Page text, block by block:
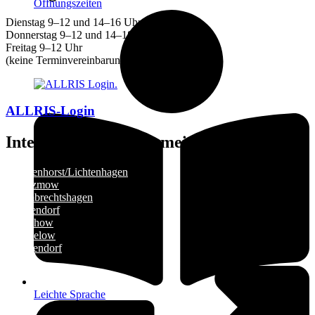
Öffnungszeiten
Leichte Sprache
Dienstag 9–12 und 14–16 Uhr
Donnerstag 9–12 und 14–18 Uhr
Freitag 9–12 Uhr
(keine Terminvereinbarung notwendig!)
ALLRIS-Login
Internetseiten der Gemeinden
Elmenhorst/Lichtenhagen
Kritzmow
Lambrechtshagen
Papendorf
Pölchow
Stäbelow
Ziesendorf